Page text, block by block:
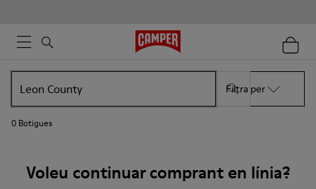
Filtra per
0 Botigues
Voleu continuar comprant en línia?